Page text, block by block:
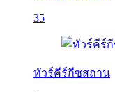
35
ทัวร์คีร์กีซสถาน